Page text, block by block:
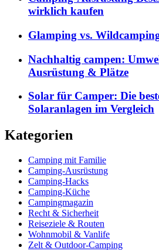
wirklich kaufen
Glamping vs.
Nachhaltig campen:
Ausrüstung & Plätze
Solar für Camper: Die
Solaranlagen im Vergleich
Kategorien
Camping mit Familie
Camping-Ausrüstung
Camping-Hacks
Camping-Küche
Campingmagazin
Recht & Sicherheit
Reiseziele & Routen
Wohnmobil & Vanlife
Zelt & Outdoor-Camping